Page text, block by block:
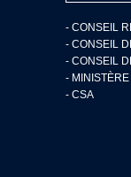
- CONSEIL
- CONSEIL
- CONSEIL
-
- CSA